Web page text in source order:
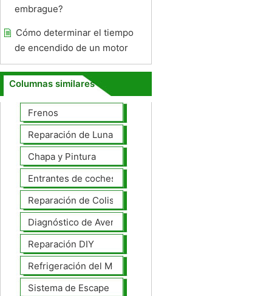
embrague?
Cómo determinar el tiempo
de encendido de un motor
Columnas similares
Frenos
Reparación de Lunas
Chapa y Pintura
Entrantes de coches
Reparación de Colisiones
Diagnóstico de Averías
Reparación DIY
Refrigeración del Motor
Sistema de Escape